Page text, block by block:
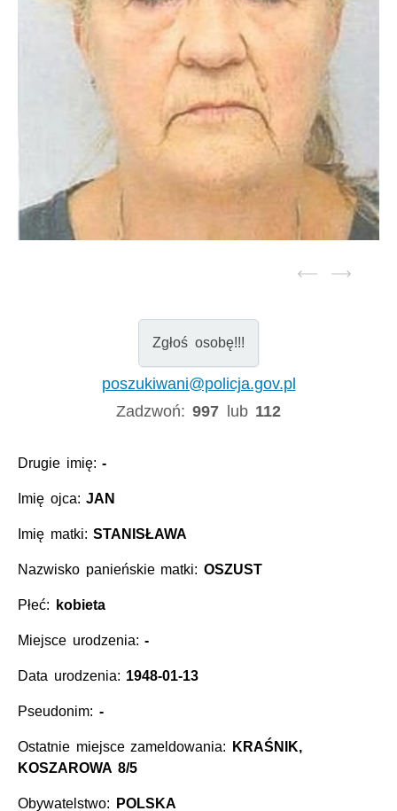
Zgłoś osobę!!!
poszukiwani@policja.gov.pl
Zadzwoń:997 lub 112
Drugie imię:-
Imię ojca:JAN
Imię matki:STANISŁAWA
Nazwisko panieńskie matki: OSZUST
Płeć: kobieta
Miejsce urodzenia:-
Data urodzenia: 1948-01-13
Pseudonim: -
Ostatnie miejsce zameldowania:
KRAŚNIK,
KOSZAROWA 8/5
Obywatelstwo: POLSKA